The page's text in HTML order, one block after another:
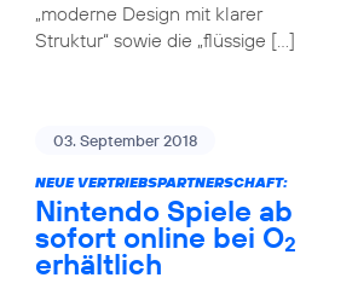
„moderne Design mit klarer
Struktur“ sowie die „flüssige […]
03. September 2018
NEUE VERTRIEBSPARTNERSCHAFT:
Nintendo Spiele ab
sofort online bei O2
erhältlich